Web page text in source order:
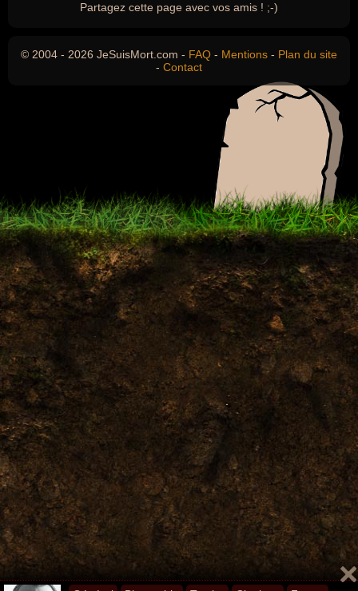
Partagez cette page avec vos amis ! ;-)
© 2004 - 2026 JeSuisMort.com - FAQ - Mentions - Plan du site
- Contact